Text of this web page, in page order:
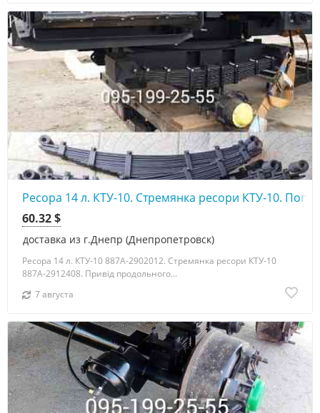
Ресора 14 л. КТУ-10. Стремянка ресори КТУ-10.
доставка из г.Днепр (Днепропетровск)
60.32 $
Ресора 14 л. КТУ-10 887А-2902012. Стремянка ресори КТУ-10
887А-2912408. Привід продольного...
7 августа